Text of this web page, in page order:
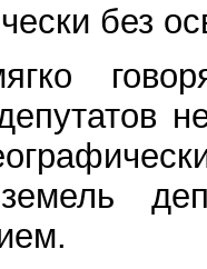
без